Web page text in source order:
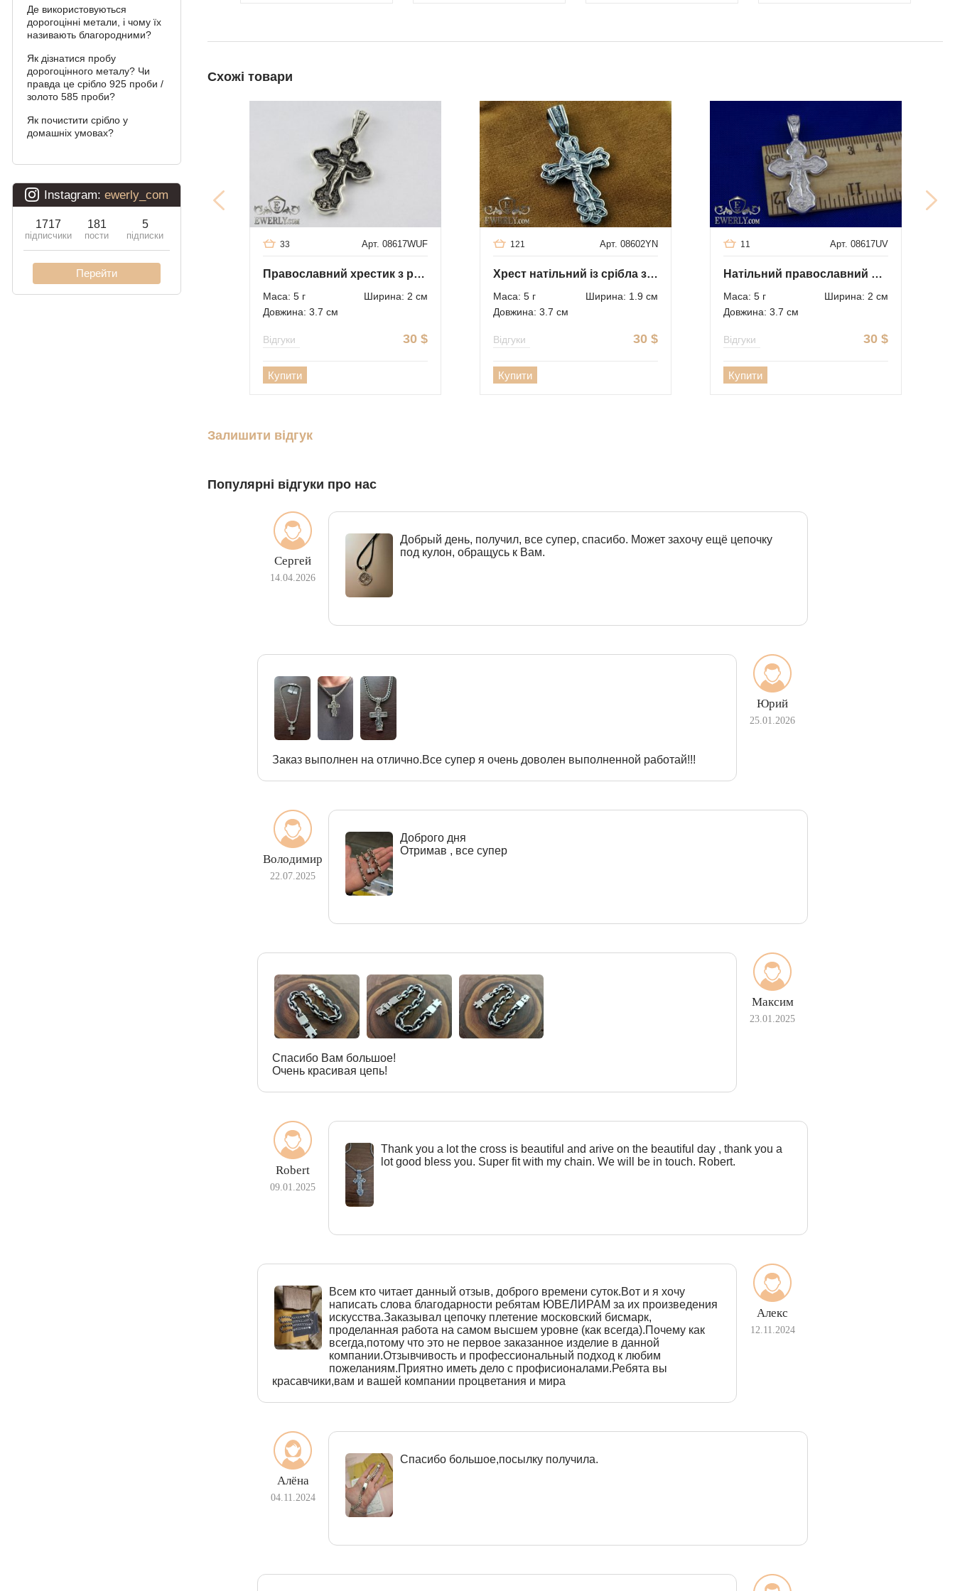
камінням
Фараон (подвійне
Арабський Бісмарк
Давид
Подвійний Бісмарк
Подвійний рамзес
Десятка (подвійне
панцирное)
Кардинал (Пітон,
Італійка)
Де використовуються
дорогоцінні метали, і чому їх
називають благородними?
Як дізнатися пробу
дорогоцінного металу? Чи
правда це срібло 925 проби /
золото 585 проби?
Як почистити срібло у
домашніх умовах?
Схожі товари
Арт. 08617WUF
33
Православний хрестик з розп'яттям
Маса: 5 г
Ширина: 2 см
Довжина: 3.7 см
30 $
Відгуки
Купити
Арт. 08602YN
121
Хрест натільний із срібла з чорнінням
Маса: 5 г
Ширина: 1.9 см
Довжина: 3.7 см
30 $
Відгуки
Купити
Арт. 08617UV
11
Натільний православний хрестик
Маса: 5 г
Ширина: 2 см
Довжина: 3.7 см
30 $
Відгуки
Купити
Залишити відгук
Популярні відгуки про нас
Сергей
14.04.2026
Добрый день, получил, все супер, спасибо. Может захочу ещё цепочку
под кулон, обращусь к Вам.
Юрий
25.01.2026
Заказ выполнен на отлично.Все супер я очень доволен выполненной работай!!!
Володимир
22.07.2025
Доброго дня
Отримав , все супер
Максим
23.01.2025
Спасибо Вам большое!
Очень красивая цепь!
Robert
09.01.2025
Тhank you a lot the cross is beautiful and arive on the beautiful day , thank you a
lot good bless you. Super fit with my chain. We will be in touch. Robert.
Алекс
12.11.2024
Всем кто читает данный отзыв, доброго времени суток.Вот и я хочу
написать слова благодарности ребятам ЮВЕЛИРАМ за их произведения
искусства.Заказывал цепочку плетение московский бисмарк,
проделанная работа на самом высшем уровне (как всегда).Почему как
всегда,потому что это не первое заказанное изделие в данной
компании.Отзывчивость и профессиональный подход к любим
пожеланиям.Приятно иметь дело с профисионалами.Ребята вы
красавчики,вам и вашей компании процветания и мира
Алёна
04.11.2024
Спасибо большое,посылку получила.